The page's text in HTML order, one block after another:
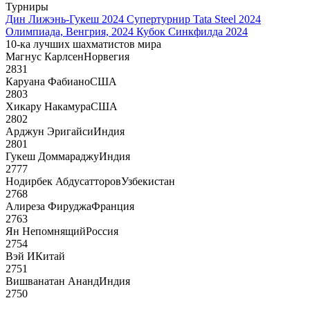
Турниры
Дин Лижэнь-Гукеш 2024 Супертурнир Tata Steel 2024
Олимпиада, Венгрия, 2024 Кубок Синкфилда 2024
10-ка лучших шахматистов мира
Магнус КарлсенНорвегия
2831
Каруана ФабианоСША
2803
Хикару НакамураСША
2802
Арджун ЭригайсиИндия
2801
Гукеш ДоммараджуИндия
2777
Нодирбек АбдусатторовУзбекистан
2768
Алиреза ФируджаФранция
2763
Ян НепомнящийРоссия
2754
Вэй ИКитай
2751
Вишванатан АнандИндия
2750